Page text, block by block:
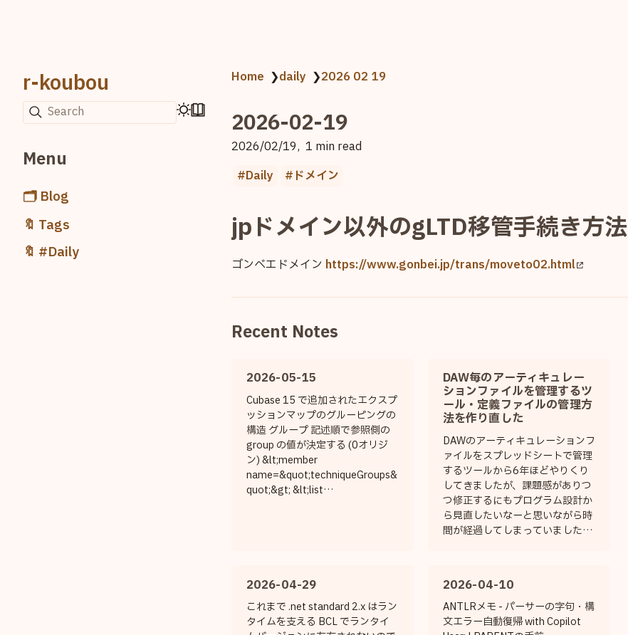
r-koubou
Search
Menu
🗂️ Blog
🔖 Tags
🔖 #Daily
Home ❯daily ❯2026 02 19
2026-02-19
2026/02/19 1 min read
Daily
ドメイン
jpドメイン以外のgLTD移管手続き方法
ゴンベエドメイン https://www.gonbei.jp/trans/moveto02.html
Recent Notes
2026-05-15
Cubase 15 で追加されたエクスプ
ッションマップのグルーピングの
構造 グループ 記述順で参照側の
group の値が決定する (0オリジ
ン) &lt;member
name=&quot;techniqueGroups&
quot;&gt; &lt;list
ID=&quot;105553392405760&
DAW毎のアーティキュレー
ションファイルを管理するツ
ール・定義ファイルの管理方
法を作り直した
DAWのアーティキュレーションフ
ァイルをスプレッドシートで管理
するツールから6年ほどやりくり
してきましたが、課題感がありつ
つ修正するにもプログラム設計か
ら見直したいなーと思いながら時
間が経過してしまっていました。
ァイルのフォーマットをゼロベー
スで見直した github.com/r-
koubou/articluster 定義ファイル
2026-04-29
これまで .net standard 2.x はラン
タイムを支える BCL でランタイ
2026-04-10
ANTLRメモ - パーサーの字句・構
文エラー自動復帰 with Copilot